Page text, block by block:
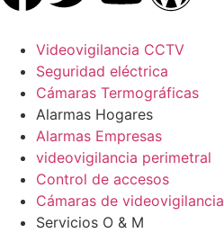
Videovigilancia CCTV
Seguridad eléctrica
Cámaras Termográficas
Alarmas Hogares
Alarmas Empresas
videovigilancia perimetral
Control de accesos
Cámaras de videovigilancia
Servicios O & M